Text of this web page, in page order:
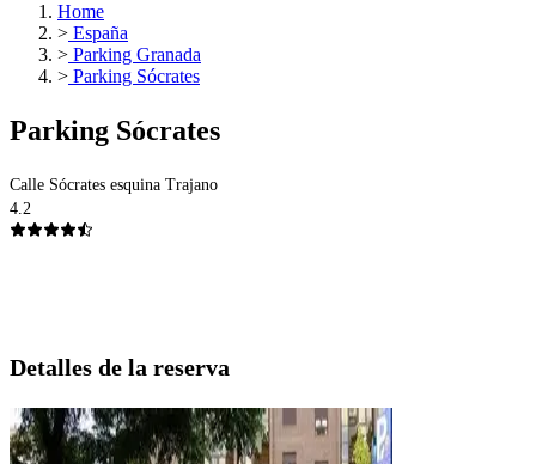
Home
> España
> Parking Granada
> Parking Sócrates
Parking Sócrates
Calle Sócrates esquina Trajano
4.2
Detalles de la reserva